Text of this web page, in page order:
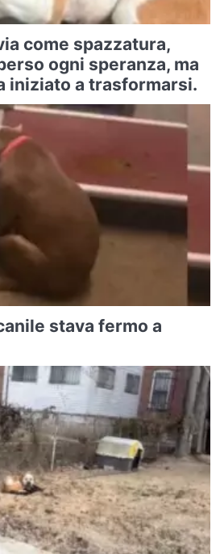
come spazzatura,
ogni speranza, ma
iniziato a trasformarsi.
stava fermo a